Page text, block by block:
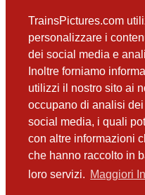
TrainsPictures.com
personalizzare i
dei social media e
Inoltre forniamo
utilizzi il nostro sito ai
occupano di analisi
social media, i quali
con altre informazioni
che hanno raccolto in
loro servizi. Maggiori